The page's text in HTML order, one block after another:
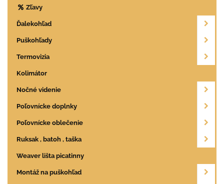
Zľavy
Ďalekohľad
Puškohľady
Termovizia
Kolimátor
Nočné videnie
Poľovnícke doplnky
Poľovnícke oblečenie
Ruksak , batoh , taška
Weaver lišta picatinny
Montáž na puškohľad